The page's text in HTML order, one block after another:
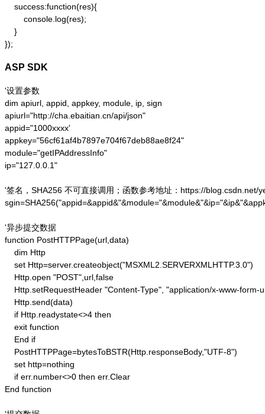
    success:function(res){
        console.log(res);
    }
});
ASP SDK
'设置参数
dim apiurl, appid, appkey, module, ip, sign
apiurl="http://cha.ebaitian.cn/api/json"
appid="1000xxxx'
appkey="56cf61af4b7897e704f67deb88ae8f24"
module="getIPAddressInfo"
ip="127.0.0.1"
'签名，SHA256 不可直接调用；函数参考地址：https://blog.csdn.net/
'异步提交数据
function PostHTTPPage(url,data)
    dim Http
    set Http=server.createobject("MSXML2.SERVERXMLHTTP.3.0")
    Http.open "POST",url,false
Http.setRequestHeader "Content-Type", "application/x-www-form-
    Http.send(data)
    if Http.readystate<>4 then
    exit function
    End if
    PostHTTPPage=bytesToBSTR(Http.responseBody,"UTF-8")
    set http=nothing
    if err.number<>0 then err.Clear
End function